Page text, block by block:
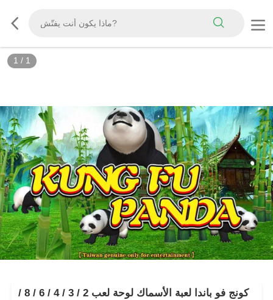
1 / 1
كونج فو باندا لعبة الأسماك لوحة لعب 2 / 3 / 4 / 6 / 8 /